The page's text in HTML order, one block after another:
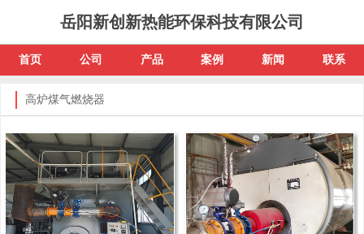
岳阳新创新热能环保科技有限公司
首页 公司 产品 案例 新闻 联系
高炉煤气燃烧器